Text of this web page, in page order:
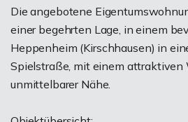
Die angebotene
einer begehrten Lage, in einem
Heppenheim (Kirschhausen) in
Spielstraße, mit einem attraktiven
unmittelbarer Nähe.